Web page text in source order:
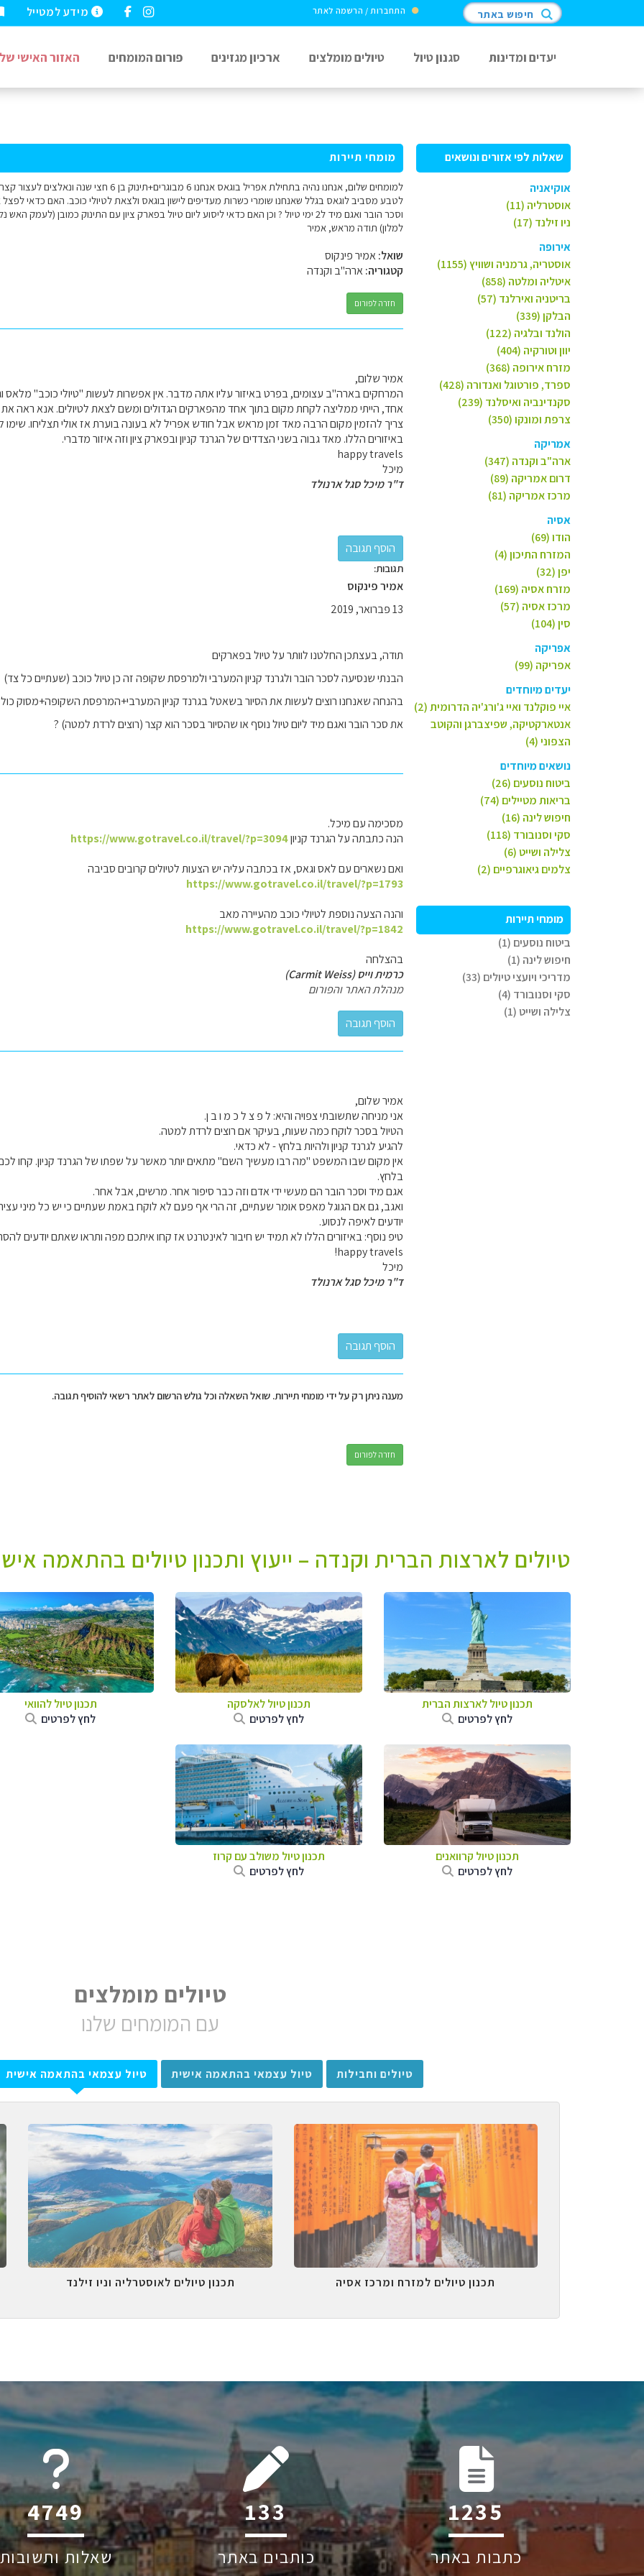
מידע למטייל התחברות / הרשמה לאתר חיפוש באתר
יעדים ומדינות סגנון טיול טיולים מומלצים ארכיון מגזינים פורום המומחים האזור האישי
שאלות לפי אזורים ונושאים
אוקיאניה
אוסטרליה (11)
ניו זילנד (17)
אירופה
אוסטריה, גרמניה ושוויץ (1155)
איטליה ומלטה (858)
בריטניה ואירלנד (57)
הבלקן (339)
הולנד ובלגיה (122)
יוון וטורקיה (404)
מזרח אירופה (368)
ספרד, פורטוגל ואנדורה (428)
סקנדינביה ואיסלנד (239)
צרפת ומונקו (350)
אמריקה
ארה"ב וקנדה (347)
דרום אמריקה (89)
מרכז אמריקה (81)
אסיה
הודו (69)
המזרח התיכון (4)
יפן (32)
מזרח אסיה (169)
מרכז אסיה (57)
סין (104)
אפריקה
אפריקה (99)
יעדים מיוחדים
איי פוקלנד ואיי ג'ורג'יה הדרומית (2)
אנטארקטיקה, שפיצברגן והקוטב
הצפוני (4)
נושאים מיוחדים
ביטוח נוסעים (26)
בריאות מטיילים (74)
חיפוש לינה (16)
סקי וסנובורד (118)
צלילה ושייט (6)
צלמים גיאוגרפיים (2)
מומחי תיירות
ביטוח נוסעים (1)
חיפוש לינה (1)
מדריכי ויועצי טיולים (33)
סקי וסנובורד (4)
צלילה ושייט (1)
מומחי תיירות
וסכר הובר ואגם מיד ל2 ימי טיול ? וכן האם כדאי ליסוע ליום טיול בפארק ציון עם התינוק כמובן
למלון) תודה מראש, אמיר
שואל:אמיר פינקוס
קטגוריה:ארה"ב וקנדה
חזרה לפורום
אמיר שלום,
המרחקים בארה"ב עצומים, בפרט באיזור עליו אתה מדבר. אין אפשרות לעשות "טיולי כוכב"
אחד, הייתי ממליצה לקחת מקום בתוך אחד מהפארקים הגדולים ומשם לצאת לטיולים. אנא ראה
צריך להזמין מקום הרבה מאד זמן מראש אבל חודש אפריל לא בעונה בוערת אז אולי תצליחו.
באיזורים הללו. מאד גבוה בשני הצדדים של הגרנד קניון ובפארק ציון וזה איזור מדברי.
happy travels
מיכל
ד"ר מיכל סגל ארנולד
תגובות:
אמיר פינקוס
13 פברואר, 2019
תודה, בעצתכן החלטנו לוותר על טיול בפארקים
הבנתי שנסיעה לסכר הובר ולגרנד קניון המערבי ולמרפסת שקופה זה כן טיול כוכב (שעתיים כל צד)
בהנחה שאנחנו רוצים לעשות את הסיור בשאטל בגרנד קניון המערבי+המרפסת השקופה+מסוק
את סכר הובר ואגם מיד ליום טיול נוסף או שהסיור בסכר הוא קצר (רוצים לרדת למטה) ?
מסכימה עם מיכל.
הנה כתבתה על הגרנד קניוןhttps://www.gotravel.co.il/travel/?p=3094
ואם נשארים עם לאס וגאס, אז בכתבה עליה יש הצעות לטיולים קרובים סביבה
https://www.gotravel.co.il/travel/?p=1793
והנה הצעה נוספת לטיולי כוכב מהעיירה מאב
https://www.gotravel.co.il/travel/?p=1842
בהצלחה
כרמית וייס (Carmit Weiss)
מנהלת האתר והפורום
אמיר שלום,
אני מניחה שתשובתי צפויה והיא: ל פ צ ל כ מ ו ב ן.
הטיול בסכר לוקח כמה שעות, בעיקר אם רוצים לרדת למטה.
להגיע לגרנד קניון ולהיות בלחץ - לא כדאי.
אין מקום שבו המשפט "מה רבו מעשיך השם" מתאים יותר מאשר על שפתו של הגרנד קניון. קחו לכם
בלחץ.
אגם מיד וסכר הובר הם מעשי ידי אדם וזה כבר סיפור אחר. מרשים, אבל אחר.
ואגב, גם אם הגוגל מאפס אומר שעתיים, זה הרי אף פעם לא לוקח באמת שעתיים כי יש כל מיני
יודעים לאיפה לנסוע.
טיפ נוסף: באיזורים הללו לא תמיד יש חיבור לאינטרנט אז קחו איתכם מפה ותראו שאתם יודעים
happy travels!
מיכל
ד"ר מיכל סגל ארנולד
מענה ניתן רק על ידי מומחי תיירות. שואל השאלה וכל גולש הרשום לאתר רשאי להוסיף תגובה.
חזרה לפורום
טיולים לארצות הברית וקנדה – ייעוץ ותכנון טיולים בהתאמה
תכנון טיול לארצות הברית
לחץ לפרטים
תכנון טיול לאלסקה
לחץ לפרטים
תכנון טיול להוואי
לחץ לפרטים
תכנון טיול קרוואנים
לחץ לפרטים
תכנון טיול משולב עם קרוז
לחץ לפרטים
טיולים מומלצים
עם המומחים שלנו
טיולים וחבילות טיול עצמאי בהתאמה אישית טיול עצמאי בהתאמה אישית
תכנון טיולים למזרח ומרכז אסיה תכנון טיולים לאוסטרליה וניו זילנד
6045
שאלות ותשובות
212
כותבים באתר
1971
כתבות באתר